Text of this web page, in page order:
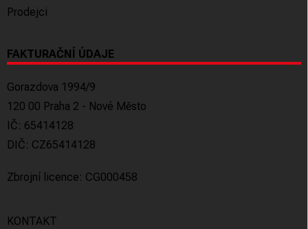
Prodejci
FAKTURAČNÍ ÚDAJE
Gorazdova 1994/9
120 00 Praha 2 - Nové Město
IČ: 65414128
DIČ: CZ65414128
Zbrojní licence: CG000458
KONTAKT